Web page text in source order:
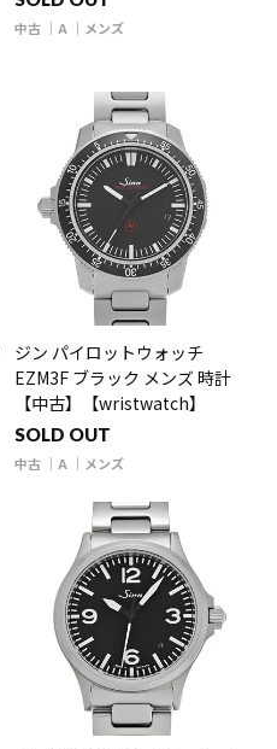
中古 A メンズ
ジン パイロットウォッチ
EZM3F ブラック メンズ 時計
【中古】【wristwatch】
SOLD OUT
中古 A メンズ